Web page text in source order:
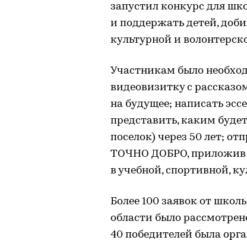
запустил конкурс для
и поддержать детей,
культурной и
Участникам было
видеовизитку с
на будущее; написать
представить, каким
поселок) через 50 лет;
ТОЧНО ДОБРО, приложив
в учебной, спортивной,
Более 100 заявок от
области было
40 победителей была